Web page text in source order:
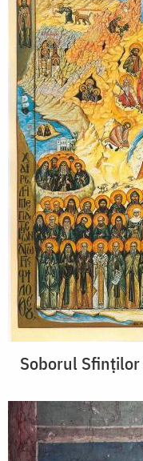
Soborul